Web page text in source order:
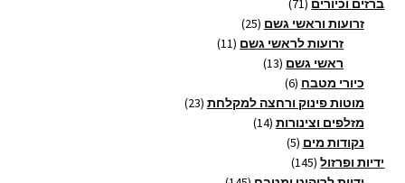
ברזים וכיורים 71
מוצרים
זרועות וראשי גשם 25
25
מוצריםזרועות לראשי גשם 11
11
ראשי גשם 13
13
כיורי מטבח 6
6
מוצרים
מוטות פינוק ורחצה למקלחת 23
23
מזלפים וצינורות 14
14
נקודות מים 5
5
ידיות ופרזול 145
145